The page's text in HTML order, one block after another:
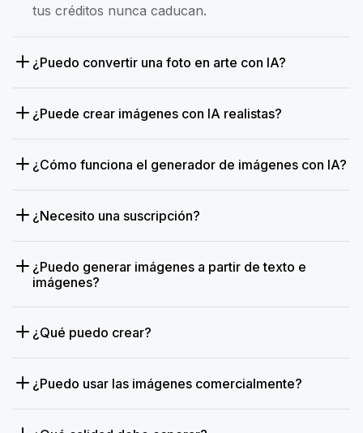
tus créditos nunca caducan.
¿Puedo convertir una foto en arte con IA?
¿Puede crear imágenes con IA realistas?
¿Cómo funciona el generador de imágenes con IA?
¿Necesito una suscripción?
¿Puedo generar imágenes a partir de texto e
imágenes?
¿Qué puedo crear?
¿Puedo usar las imágenes comercialmente?